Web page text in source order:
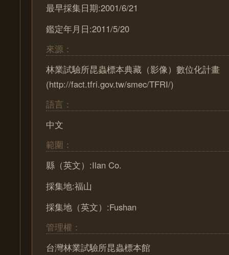
最早採集日期:2001/6/21
鑑定年月日:2011/5/20
來源：
林業試驗所昆蟲標本典藏（影像）數位化計畫
(http://fact.tfri.gov.tw/smec/TFRI/)
語言：
中文
範圍：
縣（英文）:Ilan Co.
採集地:福山
採集地（英文）:Fushan
管理權：
台灣林業試驗所昆蟲標本館